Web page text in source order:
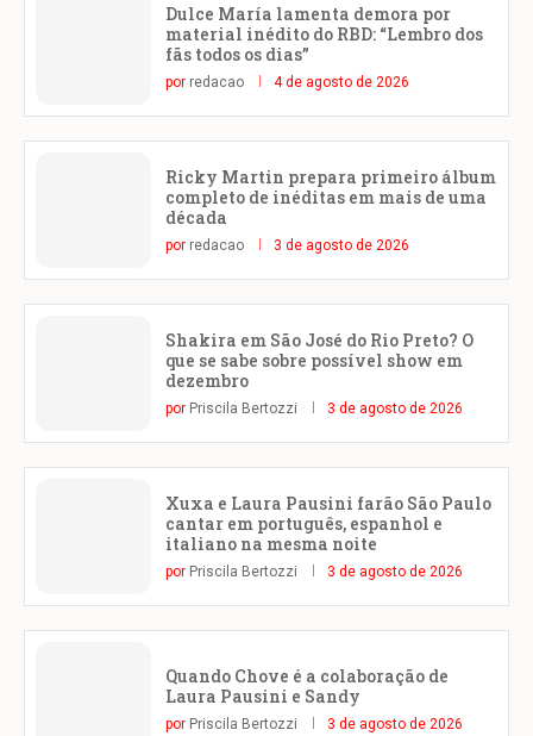
Dulce María lamenta demora por
material inédito do RBD: “Lembro dos
fãs todos os dias”
por redacao 4 de agosto de 2026
Ricky Martin prepara primeiro álbum
completo de inéditas em mais de uma
década
por redacao 3 de agosto de 2026
Shakira em São José do Rio Preto? O
que se sabe sobre possível show em
dezembro
por Priscila Bertozzi 3 de agosto de 2026
Xuxa e Laura Pausini farão São Paulo
cantar em português, espanhol e
italiano na mesma noite
por Priscila Bertozzi 3 de agosto de 2026
Quando Chove é a colaboração de
Laura Pausini e Sandy
por Priscila Bertozzi 3 de agosto de 2026